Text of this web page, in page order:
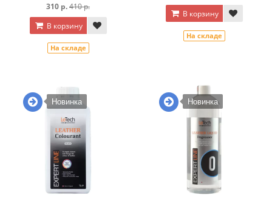
310 р.410 р.
В корзину
На складе
В корзину
На складе
Новинка Новинка